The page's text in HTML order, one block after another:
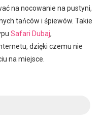
na nocowanie na pustyni,
tańców i śpiewów. Takie
Safari Dubaj,
dzięki czemu nie
na miejsce.